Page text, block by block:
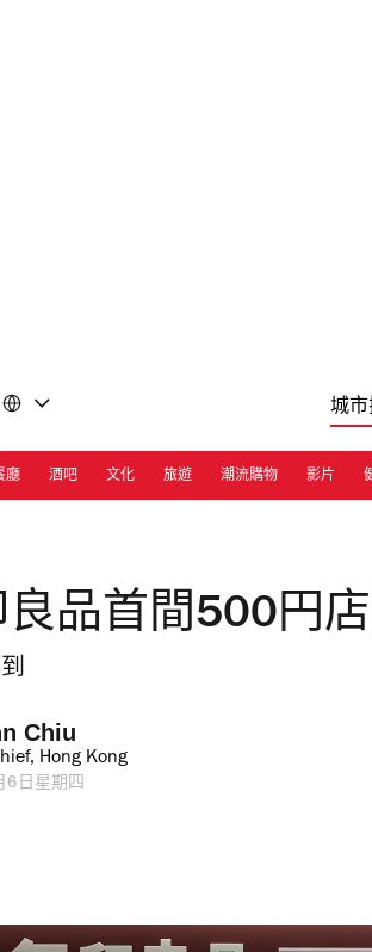
城市
廳 酒吧 文化 旅遊 潮流購物 影片
品首間500円
Chiu
Hong Kong
6日星期四